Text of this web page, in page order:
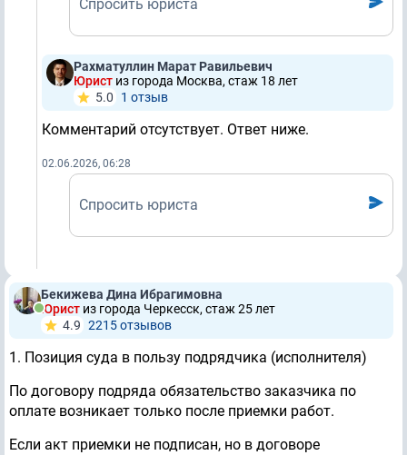
Спросить юриста
Рахматуллин Марат Равильевич
Юрист из города Москва, стаж 18 лет
5.0
1 отзыв
Комментарий отсутствует. Ответ ниже.
02.06.2026, 06:28
Спросить юриста
Бекижева Дина Ибрагимовна
Юрист из города Черкесск, стаж 25 лет
4.9 2215 отзывов
1. Позиция суда в пользу подрядчика (исполнителя)
По договору подряда обязательство заказчика по
оплате возникает только после приемки работ.
Если акт приемки не подписан, но в договоре